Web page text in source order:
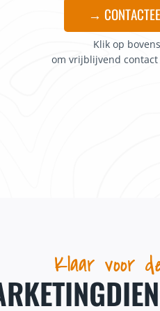
→
Klik op
om vrijblijvend
Klaar voor